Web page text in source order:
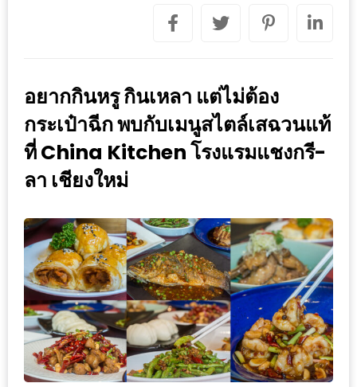
…
งาน
เดียว
ครบ
ช้อป
ชิ
ลล์
ชิม
ที่
HIMMA
MARKET
อยากกินหรู กินเหลา แต่ไม่ต้อง
กระเป๋าฉีก พบกับเมนูสไตล์เสฉวนแท้
ที่ China Kitchen โรงแรมแชงกรี-
ลา เชียงใหม่